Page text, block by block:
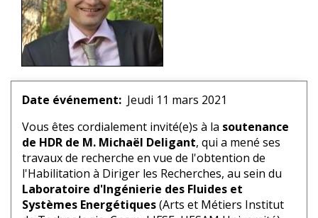
Date événement
Jeudi 11 mars 2021
Vous êtes cordialement invité(e)s à la soutenance
de HDR de M. Michaël Deligant, qui a mené ses
travaux de recherche en vue de l'obtention de
l'Habilitation à Diriger les Recherches, au sein du
Laboratoire d'Ingénierie des Fluides et
Systèmes Energétiques(Arts et Métiers Institut